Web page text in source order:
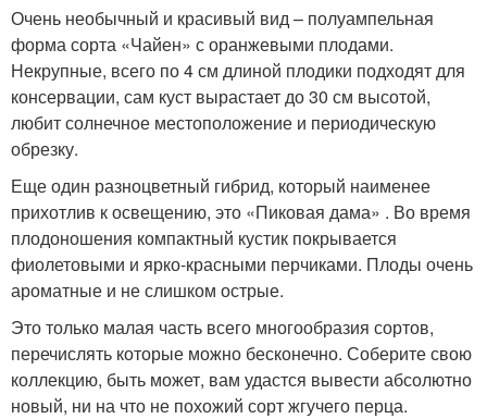
Очень необычный и красивый вид – полуампельная
форма сорта «Чайен» с оранжевыми плодами.
Некрупные, всего по 4 см длиной плодики подходят для
консервации, сам куст вырастает до 30 см высотой,
любит солнечное местоположение и периодическую
обрезку.
Еще один разноцветный гибрид, который наименее
прихотлив к освещению, это «Пиковая дама» . Во время
плодоношения компактный кустик покрывается
фиолетовыми и ярко-красными перчиками. Плоды очень
ароматные и не слишком острые.
Это только малая часть всего многообразия сортов,
перечислять которые можно бесконечно. Соберите свою
коллекцию, быть может, вам удастся вывести абсолютно
новый, ни на что не похожий сорт жгучего перца.